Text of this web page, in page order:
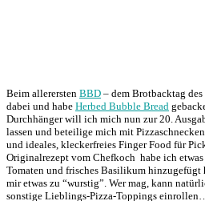
Beim allerersten BBD – dem Brotbacktag des
dabei und habe Herbed Bubble Bread
Durchhänger will ich mich nun zur 20.
lassen und beteilige mich mit
und ideales, kleckerfreies Finger Food für
Originalrezept vom Chefkoch habe ich
Tomaten und frisches Basilikum
mir etwas zu “wurstig”. Wer mag, kann
sonstige Lieblings-Pizza-Toppings einrollen…